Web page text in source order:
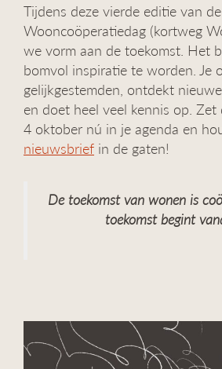
Tijdens deze vierde editie van de
Wooncoöperatiedag (kortweg
we vorm aan de toekomst. Het
bomvol inspiratie te worden. Je
gelijkgestemden, ontdekt
en doet heel veel kennis op.
4 oktober nú in je agenda en
nieuwsbrief in de gaten!
De toekomst van wonen is
toekomst begint